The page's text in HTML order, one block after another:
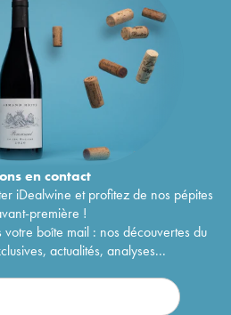
encontact
iDealwine et profitez de nos pépites
première !
boîte mail : nos découvertes du
actualités, analyses...